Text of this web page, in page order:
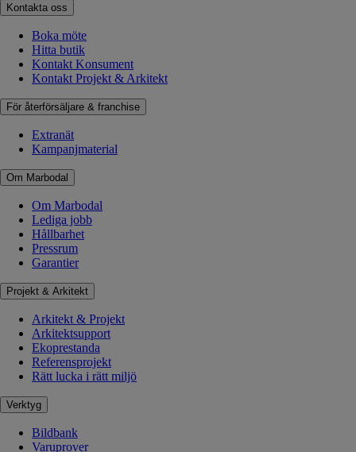
Kontakta oss
Boka möte
Hitta butik
Kontakt Konsument
Kontakt Projekt & Arkitekt
För återförsäljare & franchise
Extranät
Kampanjmaterial
Om Marbodal
Om Marbodal
Lediga jobb
Hållbarhet
Pressrum
Garantier
Projekt & Arkitekt
Arkitekt & Projekt
Arkitektsupport
Ekoprestanda
Referensprojekt
Rätt lucka i rätt miljö
Verktyg
Bildbank
Varuprover